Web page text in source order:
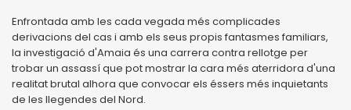
Enfrontada amb les cada vegada més complicades
derivacions del cas i amb els seus propis fantasmes familiars,
la investigació d'Amaia és una carrera contra rellotge per
trobar un assassí que pot mostrar la cara més aterridora d'una
realitat brutal alhora que convocar els éssers més inquietants
de les llegendes del Nord.